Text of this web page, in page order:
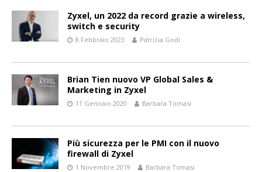
Zyxel, un 2022 da record grazie a wireless,
switch e security
8 Febbraio 2023 Patrizia Godi
Brian Tien nuovo VP Global Sales &
Marketing in Zyxel
11 Gennaio 2020 Barbara Tomasi
Più sicurezza per le PMI con il nuovo
firewall di Zyxel
1 Novembre 2019 Barbara Tomasi